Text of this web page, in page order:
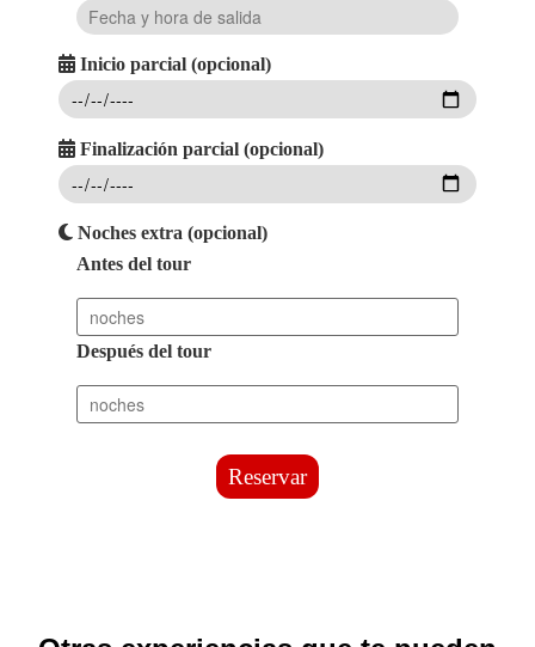
Inicio parcial (opcional)
Finalización parcial (opcional)
Noches extra (opcional)
Antes del tour
Después del tour
Reservar